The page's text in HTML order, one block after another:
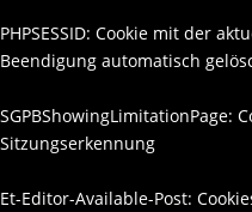
PHPSESSID: Cookie mit der
Beendigung automatisch
SGPBShowingLimitationPage:
Sitzungserkennung
Et-Editor-Available-Post: